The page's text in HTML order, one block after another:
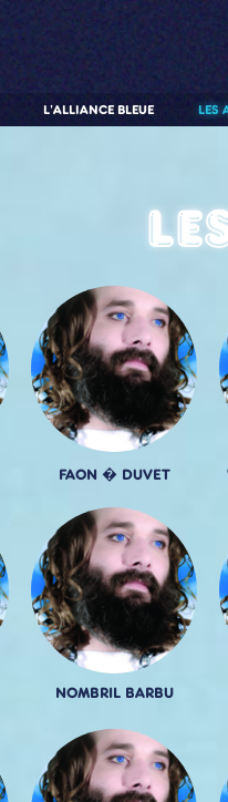
LES
L'ALLIANCE BLEUE
FAON � DUVET
NOMBRIL BARBU